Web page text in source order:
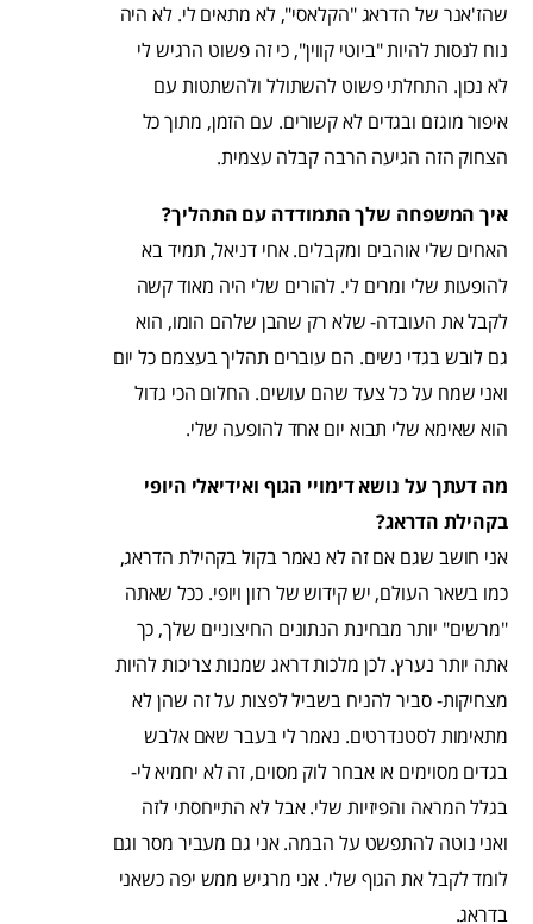
שהז'אנר של הדראג "הקלאסי", לא מתאים לי. לא היה
נוח לנסות להיות "ביוטי קווין", כי זה פשוט הרגיש לי
לא נכון. התחלתי פשוט להשתולל ולהשתטות עם
איפור מוגזם ובגדים לא קשורים. עם הזמן, מתוך כל
הצחוק הזה הגיעה הרבה קבלה עצמית.
איך המשפחה שלך התמודדה עם התהליך?
האחים שלי אוהבים ומקבלים. אחי דניאל, תמיד בא
להופעות שלי ומרים לי. להורים שלי היה מאוד קשה
לקבל את העובדה- שלא רק שהבן שלהם הומו, הוא
גם לובש בגדי נשים. הם עוברים תהליך בעצמם כל יום
ואני שמח על כל צעד שהם עושים. החלום הכי גדול
הוא שאימא שלי תבוא יום אחד להופעה שלי.
מה דעתך על נושא דימויי הגוף ואידיאלי היופי
בקהילת הדראג?
אני חושב שגם אם זה לא נאמר בקול בקהילת הדראג,
כמו בשאר העולם, יש קידוש של רזון ויופי. ככל שאתה
"מרשים" יותר מבחינת הנתונים החיצוניים שלך, כך
אתה יותר נערץ. לכן מלכות דראג שמנות צריכות להיות
מצחיקות- סביר להניח בשביל לפצות על זה שהן לא
מתאימות לסטנדרטים. נאמר לי בעבר שאם אלבש
בגדים מסוימים או אבחר לוק מסוים, זה לא יחמיא לי-
בגלל המראה והפיזיות שלי. אבל לא התייחסתי לזה
ואני נוטה להתפשט על הבמה. אני גם מעביר מסר וגם
לומד לקבל את הגוף שלי. אני מרגיש ממש יפה כשאני
בדראג.